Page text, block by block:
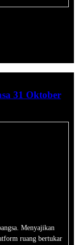
31 Oktober
Menyajikan
ruang bertukar